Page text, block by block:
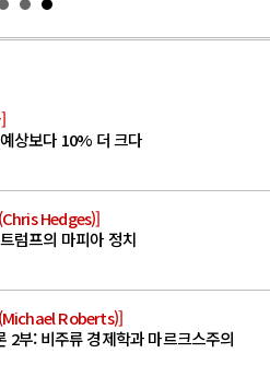
상보다 10% 더 크다
Hedges)]
럼프의 마피아 정치
Roberts)]
2부: 비주류 경제학과 마르크스주의